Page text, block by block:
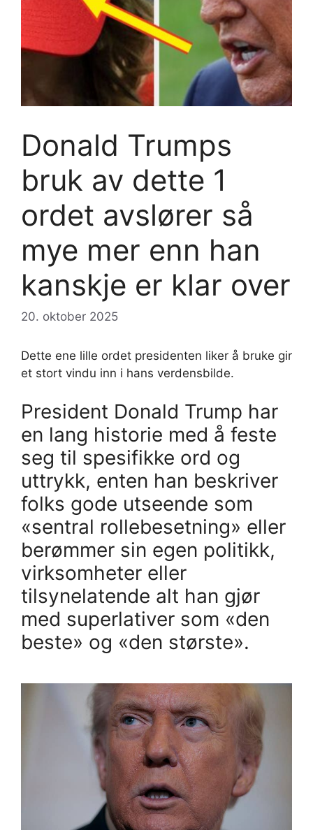
Donald Trumps
bruk av dette 1
ordet avslører så
mye mer enn han
kanskje er klar over
20. oktober 2025
Dette ene lille ordet presidenten liker å bruke gir
et stort vindu inn i hans verdensbilde.
President Donald Trump har
en lang historie med å feste
seg til spesifikke ord og
uttrykk, enten han beskriver
folks gode utseende som
«sentral rollebesetning» eller
berømmer sin egen politikk,
virksomheter eller
tilsynelatende alt han gjør
med superlativer som «den
beste» og «den største».